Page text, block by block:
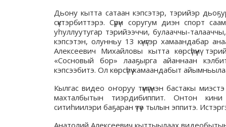
Дьону кытта сатаан кэпсэтэр, тэрийэр
сүктэрбиттэрэ. Сүрүн соругум диэн спорт
уһуллуутугар тэрийээччи, булааччы-
кэпсэтэн, олунньу 13 күнүгэр хамаандабар
Алексеевич Михайловы кытта көрсүһүүнү
«Сосновый бор» лааҕырга айаннаан
кэпсээбитэ. Ол көрсүһүү хамаандабыт
Кылгас видео оҥоруу түмүгүнэн бастакы
махталбытын тиэрдибиппит. Онтон
ситиһиилэри баҕаран үтүө тылын эппитэ. Истэргэ
Анатолий Алексеевич кыттыылаах видеобытын